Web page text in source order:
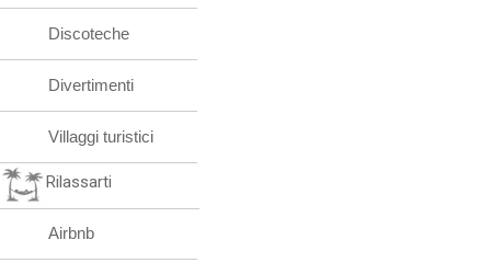
Discoteche
Divertimenti
Villaggi turistici
Rilassarti
Airbnb